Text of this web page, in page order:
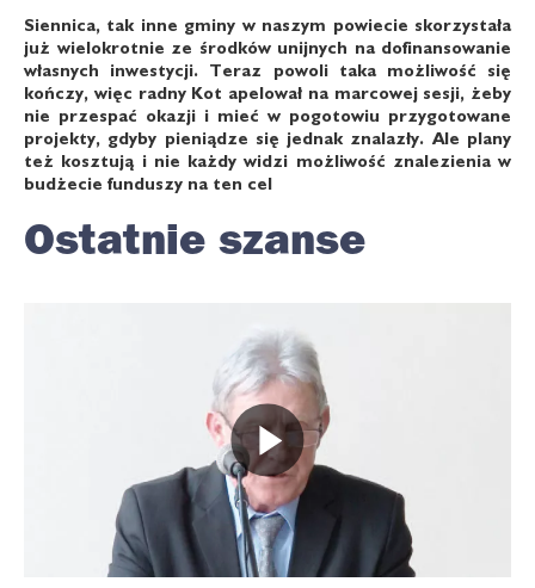
Siennica, tak inne gminy w naszym powiecie skorzystała
już wielokrotnie ze środków unijnych na dofinansowanie
własnych inwestycji. Teraz powoli taka możliwość się
kończy, więc radny Kot apelował na marcowej sesji, żeby
nie przespać okazji i mieć w pogotowiu przygotowane
projekty, gdyby pieniądze się jednak znalazły. Ale plany
też kosztują i nie każdy widzi możliwość znalezienia w
budżecie funduszy na ten cel
Ostatnie szanse